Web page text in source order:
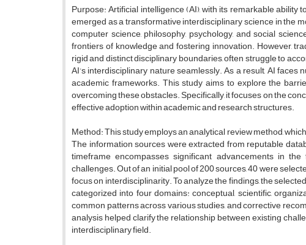
Purpose: Artificial intelligence (AI), with its remarkable
emerged as a transformative interdisciplinary science in the
computer science, philosophy, psychology, and social
frontiers of knowledge and fostering innovation. However,
rigid and distinct disciplinary boundaries, often struggle to
AI’s interdisciplinary nature seamlessly. As a result, AI
academic frameworks. This study aims to explore the
overcoming these obstacles. Specifically, it focuses on the
effective adoption within academic and research structures.
Method: This study employs an analytical review method,
The information sources were extracted from reputable
timeframe encompasses significant advancements in
challenges. Out of an initial pool of 200 sources, 40 were
focus on interdisciplinarity. To analyze the findings, the
categorized into four domains: conceptual, scientific,
common patterns across various studies, and corrective
analysis helped clarify the relationship between existing
interdisciplinary field.